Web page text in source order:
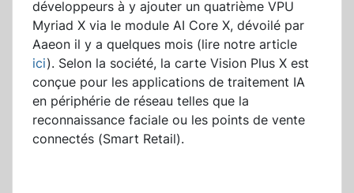
développeurs à y ajouter un quatrième VPU
Myriad X via le module AI Core X, dévoilé par
Aaeon il y a quelques mois (lire notre article
ici). Selon la société, la carte Vision Plus X est
conçue pour les applications de traitement IA
en périphérie de réseau telles que la
reconnaissance faciale ou les points de vente
connectés (Smart Retail).